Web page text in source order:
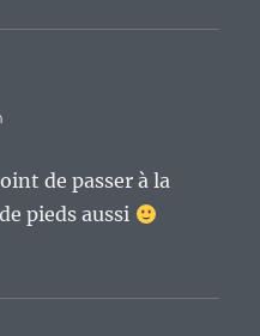
de passer à la
pieds aussi